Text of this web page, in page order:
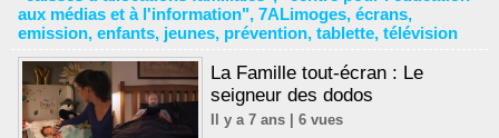
aux médias et à l'information", 7ALimoges, écrans,
emission, enfants, jeunes, prévention, tablette, télévision
La Famille tout-écran : Le
seigneur des dodos
Il y a 7 ans | 6 vues